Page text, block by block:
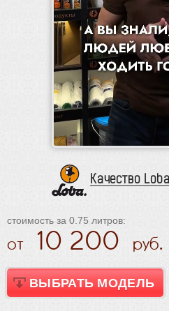
Качество
стоимость за 0.75 литров:
10 200
ВЫБРАТЬ МОДЕЛЬ